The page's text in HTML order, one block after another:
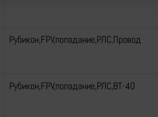
Рубикон,FPV,попадание,РЛС,Провод
Рубикон,FPV,попадание,РЛС,ВТ-40